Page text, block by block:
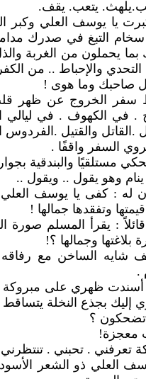
يتعب. يقف.
يا يوسف العلي
سخام التبغ في صدرك
بما يحملون من الغربة
والإحباط .. من
صاحبك وما هوى !
سفر الخروج عن ظهر
. في الكهوف . في ليالي
.القاتل والقتيل .الفردوس
السفر واقفًا .
مستلقيًا والبندقية
وهو يقول .. ويقول ..
له : كفى يا يوسف العلي
وتفقدها جمالها !
قائلاً : يقرأ المسلم
بلاغتها وجمالها ؟!
شايه الساخن مع
.
أسندت ظهري على
إليك بجذع النخلة يتساقط
تضحكون ؟
معجزة!
تعرفني . تحبني .
العلي ذو الشعر